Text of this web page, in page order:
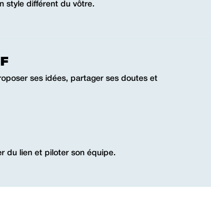
style différent du vôtre.
ses idées, partager ses doutes et
du lien et piloter son équipe.